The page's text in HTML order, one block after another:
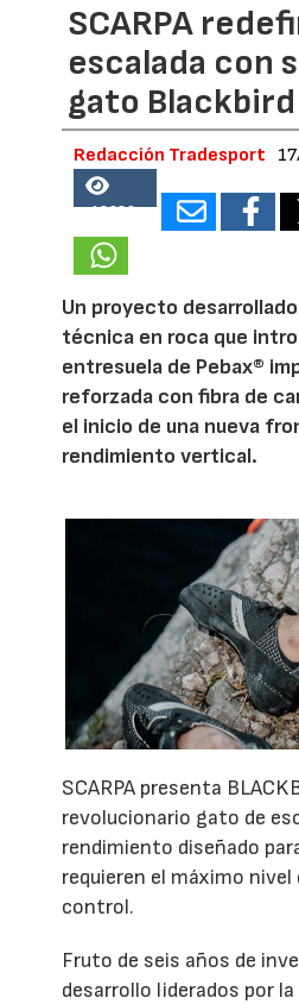
SCARPA
escalada con
gato Blackbird
Redacción Tradesport
18686
Un proyecto
técnica en roca que
entresuela de Pebax®
reforzada con fibra de
el inicio de una nueva
rendimiento vertical.
SCARPA presenta
revolucionario gato de
rendimiento diseñado
requieren el máximo nivel
control.
Fruto de seis años de
desarrollo liderados por la